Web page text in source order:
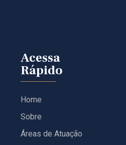
Acessa
Rápido
Home
Sobre
Áreas de Atuação